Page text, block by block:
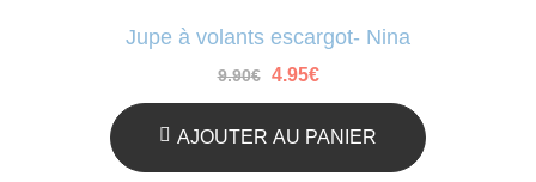
Jupe à volants escargot- Nina
9.90€ Le
était :
9.90€.
4.95€Le
est :
4.95€.
AJOUTER AU PANIER